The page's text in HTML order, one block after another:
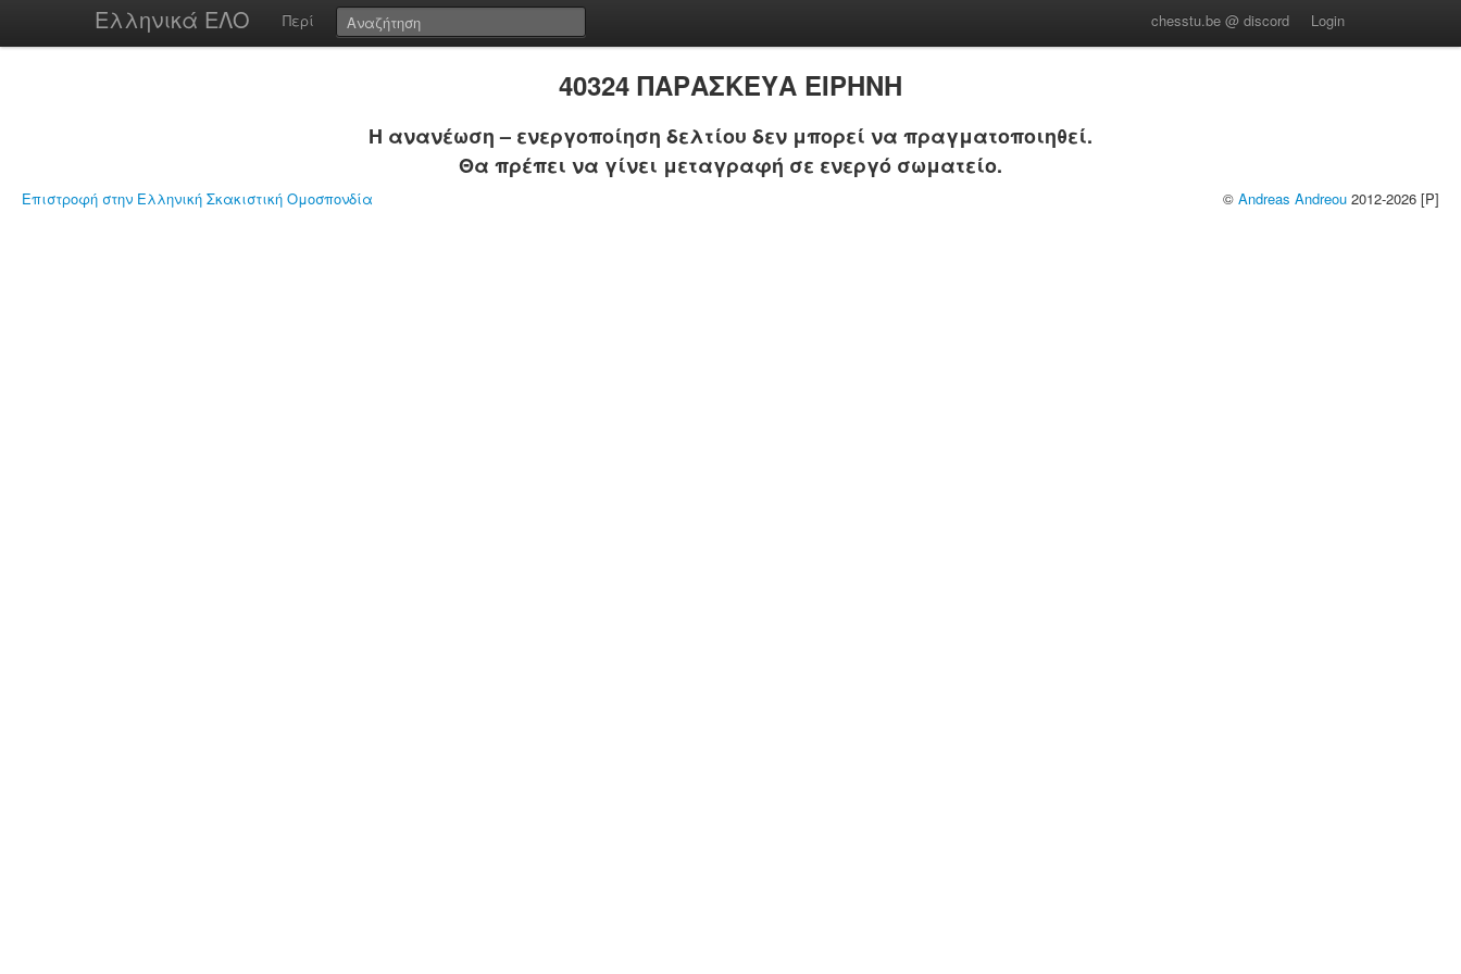
Ελληνικά ΕΛΟ Περί chesstu.be @ discord Login
40324 ΠΑΡΑΣΚΕΥΑ ΕΙΡΗΝΗ
Η ανανέωση – ενεργοποίηση δελτίου δεν μπορεί να πραγματοποιηθεί.
Θα πρέπει να γίνει μεταγραφή σε ενεργό σωματείο.
Επιστροφή στην Ελληνική Σκακιστική Ομοσπονδία © Andreas Andreou 2012-2026 [P]